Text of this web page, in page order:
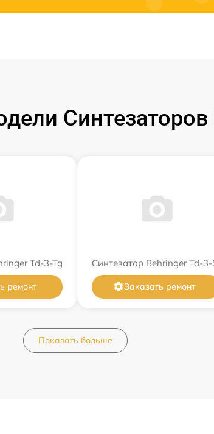
Синтезаторов
Td-3-Tg
ремонт
Синтезатор Behringer Td-3-
Заказать ремонт
Показать больше